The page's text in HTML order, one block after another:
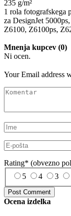
235 g/m²
1 rola fotografskega
za DesignJet
Z6100, Z6100ps,
Mnenja kupcev (0)
Ni ocen.
Your Email address
Rating* (obvezno
5
4 3
Ocena izdelka